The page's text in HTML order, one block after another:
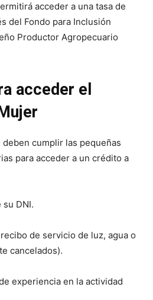
acceder a una tasa de
del Fondo para Inclusión
Productor Agropecuario
acceder el
cumplir las pequeñas
para acceder a un crédito a
su DNI.
de servicio de luz, agua o
cancelados).
experiencia en la actividad